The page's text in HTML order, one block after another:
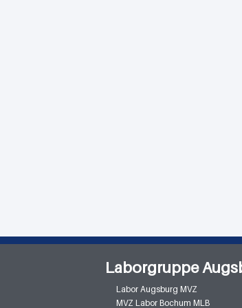
Laborgruppe
Labor Augsburg MVZ
MVZ Labor Bochum MLB